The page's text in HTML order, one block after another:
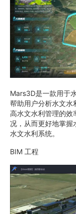
Mars3D是一款用于
帮助用户分析水文水
高水文水利管理的效
况，从而更好地掌握
水文水利系统。
BIM 工程